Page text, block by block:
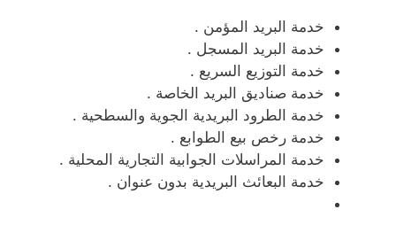
خدمة البريد المؤمن .
خدمة البريد المسجل .
خدمة التوزيع السريع .
خدمة صناديق البريد الخاصة .
خدمة الطرود البريدية الجوية والسطحية .
خدمة رخص بيع الطوابع .
خدمة المراسلات الجوابية التجارية المحلية .
خدمة البعائث البريدية بدون عنوان .